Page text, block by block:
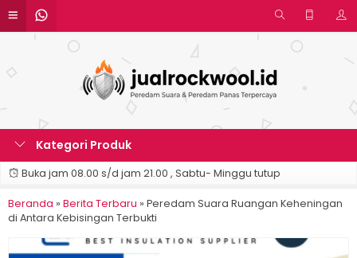
Kategori Produk
Buka jam 08.00 s/d jam 21.00 , Sabtu- Minggu tutup
Beranda » Berita Terbaru » Peredam Suara Ruangan Keheningan
di Antara Kebisingan Terbukti